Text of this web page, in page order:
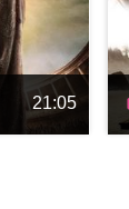
21:05